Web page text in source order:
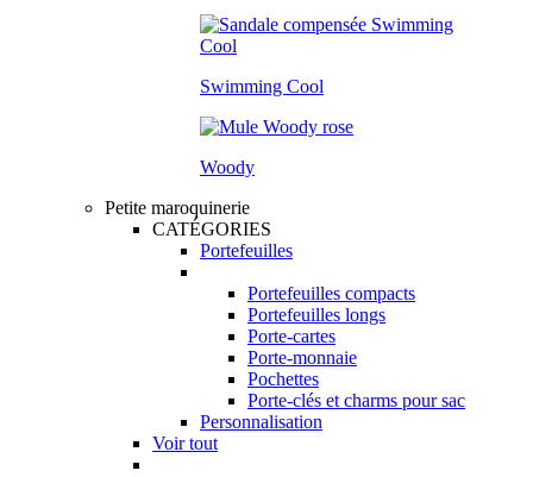
Swimming Cool
Woody
Petite maroquinerie
CATÉGORIES
Portefeuilles
Portefeuilles compacts
Portefeuilles longs
Porte-cartes
Porte-monnaie
Pochettes
Porte-clés et charms pour sac
Personnalisation
Voir tout